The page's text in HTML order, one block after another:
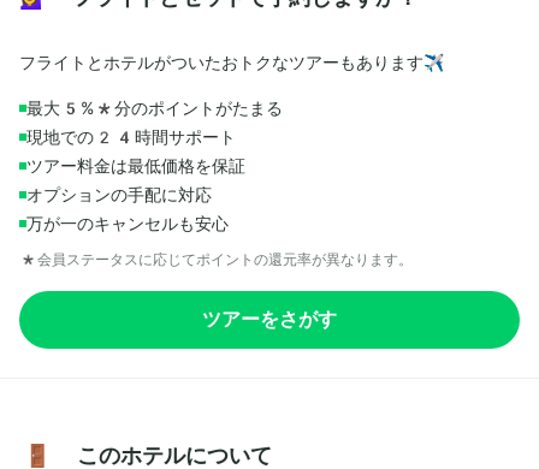
フライトとホテルがついたおトクなツアーもあります✈️
最大5%*分のポイントがたまる
現地での24時間サポート
ツアー料金は最低価格を保証
オプションの手配に対応
万が一のキャンセルも安心
*会員ステータスに応じてポイントの還元率が異なります。
ツアーをさがす
🚪 このホテルについて